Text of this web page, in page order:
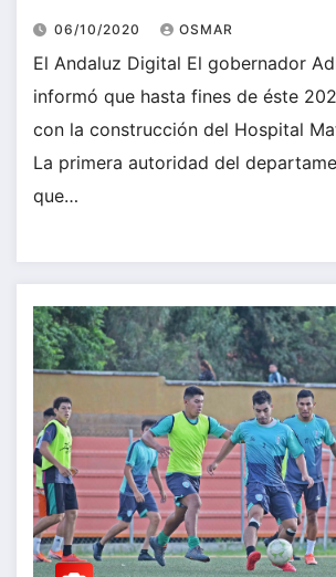
06/10/2020 OSMAR
El Andaluz Digital El gobernador
informó que hasta fines de éste
con la construcción del Hospital
La primera autoridad del
que…